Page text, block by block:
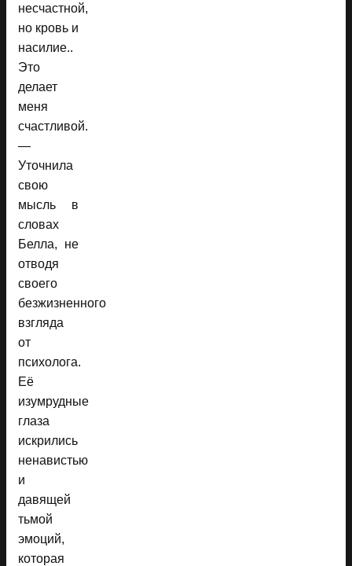
несчастной,
но кровь и
насилие..
Это
делает
меня
счастливой.
—
Уточнила
свою
мысль в
словах
Белла, не
отводя
своего
безжизненного
взгляда
от
психолога.
Её
изумрудные
глаза
искрились
ненавистью
и
давящей
тьмой
эмоций,
которая